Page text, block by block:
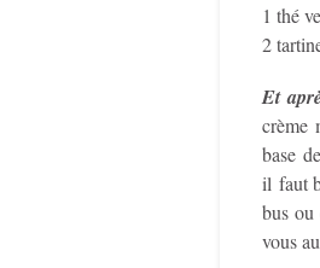
1 thé
2
Et
crème
base
il faut
bus
vous